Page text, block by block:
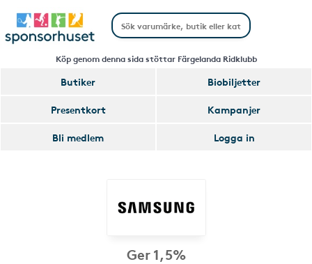
Köp genom denna sida stöttar Färgelanda Ridklubb
Butiker
Biobiljetter
Presentkort
Kampanjer
Bli medlem
Logga in
Ger 1,5%